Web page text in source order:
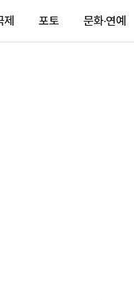
제 포토 문화·연예